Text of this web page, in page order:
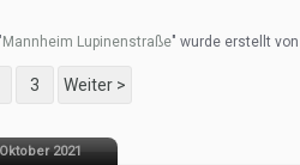
Mannheim Lupinenstraße" wurde erstellt von
3 Weiter >
2021